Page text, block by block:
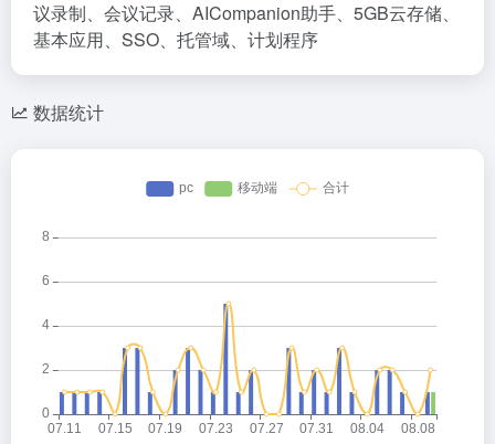
议录制、会议记录、AICompanion助手、5GB云存储、
基本应用、SSO、托管域、计划程序
数据统计